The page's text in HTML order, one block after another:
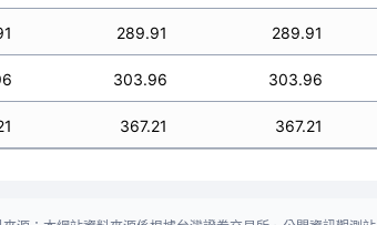
289.91 289.91
303.96 303.96
367.21 367.21